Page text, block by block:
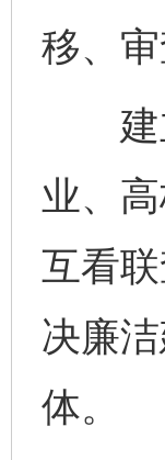
移、
建立
业、
互看
决廉
体。